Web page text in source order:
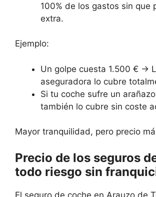
100% de los gastos sin que
extra.
Ejemplo:
Un golpe cuesta 1.500 € →
aseguradora lo cubre
Si tu coche sufre un
también lo cubre sin coste
Mayor tranquilidad, pero precio
Precio de los seguros
todo riesgo sin
El seguro de coche en Arauzo de